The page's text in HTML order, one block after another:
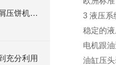
国内哪里能买到优质铝屑压饼机？这家国产品牌值得重点关注
充分利用
3 液压系
稳定的
电机跟
油缸压